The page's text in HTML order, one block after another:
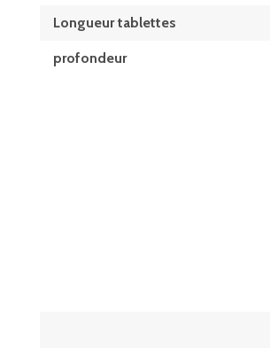
Longueur tablettes
profondeur